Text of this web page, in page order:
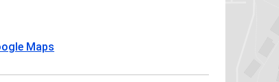
Maps